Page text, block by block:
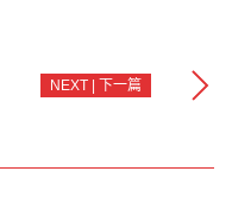
NEXT | 下一篇